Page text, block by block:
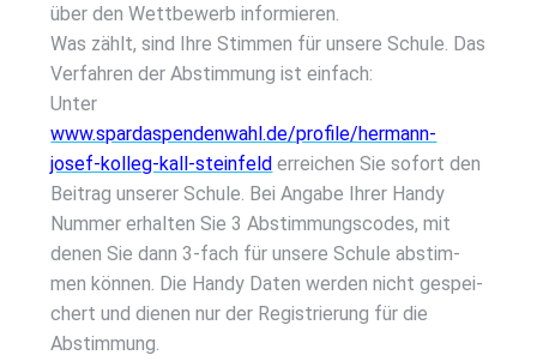
über den Wett­be­werb infor­mie­ren.
Was zählt, sind Ihre Stim­men für unse­re Schu­le. Das
Ver­fah­ren der Abstim­mung ist ein­fach:
Unter
www.spardaspendenwahl.de/profile/hermann-
josef-kolleg-kall-steinfeld errei­chen Sie sofort den
Bei­trag unse­rer Schu­le. Bei Anga­be Ihrer Han­dy
Num­mer erhal­ten Sie 3 Abstim­mungs­codes, mit
denen Sie dann 3‑fach für unse­re Schu­le abstim­
men kön­nen. Die Han­dy Daten wer­den nicht gespei­
chert und die­nen nur der Regis­trie­rung für die
Abstim­mung.